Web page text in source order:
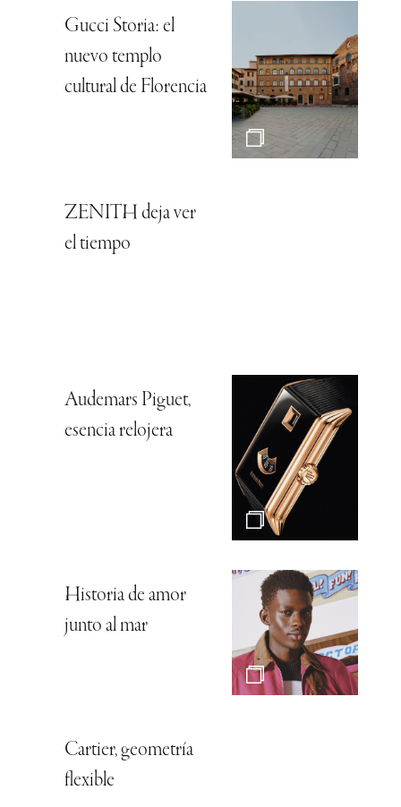
Gucci Storia: el
nuevo templo
cultural de Florencia
ZENITH deja ver
el tiempo
Audemars Piguet,
esencia relojera
Historia de amor
junto al mar
Cartier, geometría
flexible